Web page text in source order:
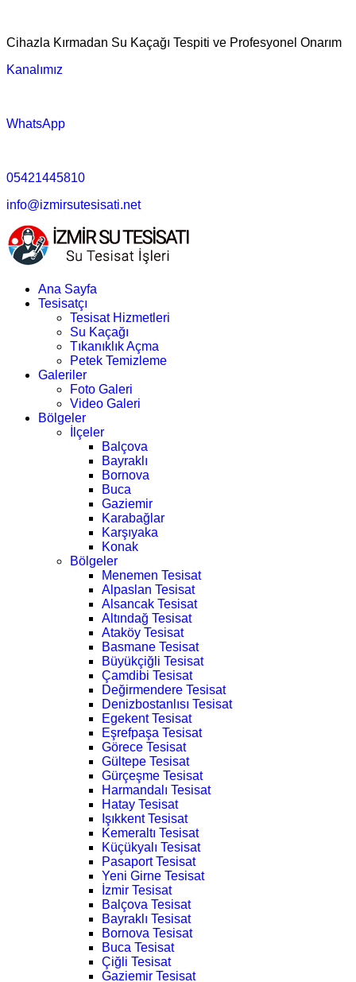
Cihazla Kırmadan Su Kaçağı Tespiti ve Profesyonel Onarım
Kanalımız
WhatsApp
05421445810
info@izmirsutesisati.net
Ana Sayfa
Tesisatçı
Tesisat Hizmetleri
Su Kaçağı
Tıkanıklık Açma
Petek Temizleme
Galeriler
Foto Galeri
Video Galeri
Bölgeler
İlçeler
Balçova
Bayraklı
Bornova
Buca
Gaziemir
Karabağlar
Karşıyaka
Konak
Bölgeler
Menemen Tesisat
Alpaslan Tesisat
Alsancak Tesisat
Altındağ Tesisat
Ataköy Tesisat
Basmane Tesisat
Büyükçiğli Tesisat
Çamdibi Tesisat
Değirmendere Tesisat
Denizbostanlısı Tesisat
Egekent Tesisat
Eşrefpaşa Tesisat
Görece Tesisat
Gültepe Tesisat
Gürçeşme Tesisat
Harmandalı Tesisat
Hatay Tesisat
Işıkkent Tesisat
Kemeraltı Tesisat
Küçükyalı Tesisat
Pasaport Tesisat
Yeni Girne Tesisat
İzmir Tesisat
Balçova Tesisat
Bayraklı Tesisat
Bornova Tesisat
Buca Tesisat
Çiğli Tesisat
Gaziemir Tesisat